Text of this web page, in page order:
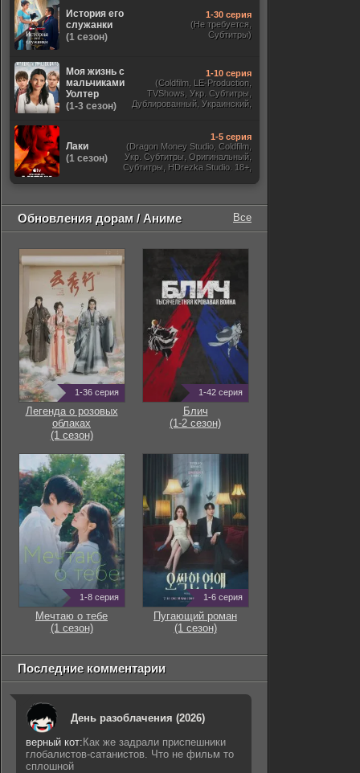
История его
служанки
(1 сезон)
1-30 серия
(Не требуется,
Субтитры)
Моя жизнь с
мальчиками
Уолтер
(1-3 сезон)
1-10 серия
(Coldfilm, LE-Production,
TVShows, Укр. Субтитры,
Дублированный, Украинский,
Лаки
(1 сезон)
1-5 серия
(Dragon Money Studio, Coldfilm,
Укр. Субтитры, Оригинальный,
Субтитры, HDrezka Studio. 18+,
Обновления дорам / Аниме Все
1-36 серия
Легенда о розовых
облаках
(1 сезон)
1-42 серия
Блич
(1-2 сезон)
1-8 серия
Мечтаю о тебе
(1 сезон)
1-6 серия
Пугающий роман
(1 сезон)
Последние комментарии
День разоблачения (2026)
верный кот: Как же задрали приспешники
глобалистов-сатанистов. Что не фильм то
сплошной